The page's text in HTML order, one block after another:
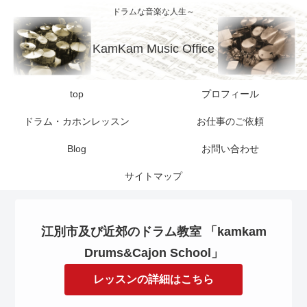
ドラムな音楽な人生～
KamKam Music Office
top プロフィール
ドラム・カホンレッスン お仕事のご依頼
Blog お問い合わせ
サイトマップ
江別市及び近郊のドラム教室 「kamkam
Drums&Cajon School」
レッスンの詳細はこちら